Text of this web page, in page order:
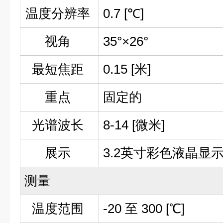
温度分辨率
0.7 [℃]
视角
35°×26°
最短焦距
0.15 [米]
重点
固定的
光谱波长
8-14 [微米]
展示
3.2英寸彩色液晶显
测量
温度范围
-20 至 300 [℃]